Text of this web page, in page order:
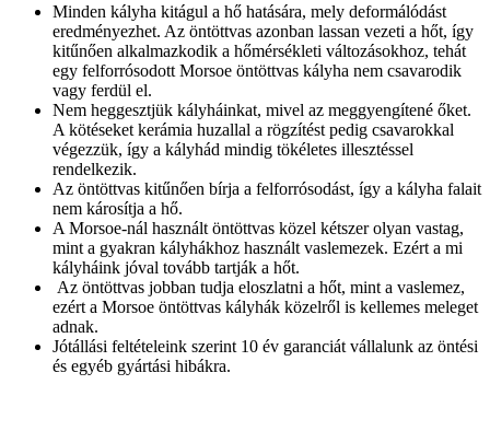
Minden kályha kitágul a hő hatására, mely deformálódást
eredményezhet. Az öntöttvas azonban lassan vezeti a hőt, így
kitűnően alkalmazkodik a hőmérsékleti változásokhoz, tehát
egy felforrósodott Morsoe öntöttvas kályha nem csavarodik
vagy ferdül el.
Nem heggesztjük kályháinkat, mivel az meggyengítené őket.
A kötéseket kerámia huzallal a rögzítést pedig csavarokkal
végezzük, így a kályhád mindig tökéletes illesztéssel
rendelkezik.
Az öntöttvas kitűnően bírja a felforrósodást, így a kályha falait
nem károsítja a hő.
A Morsoe-nál használt öntöttvas közel kétszer olyan vastag,
mint a gyakran kályhákhoz használt vaslemezek. Ezért a mi
kályháink jóval tovább tartják a hőt.
Az öntöttvas jobban tudja eloszlatni a hőt, mint a vaslemez,
ezért a Morsoe öntöttvas kályhák közelről is kellemes meleget
adnak.
Jótállási feltételeink szerint 10 év garanciát vállalunk az öntési
és egyéb gyártási hibákra.